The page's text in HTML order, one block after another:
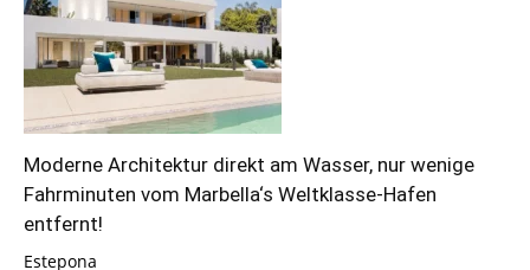
Moderne Architektur direkt am Wasser, nur wenige
Fahrminuten vom Marbella‘s Weltklasse-Hafen
entfernt!
Estepona